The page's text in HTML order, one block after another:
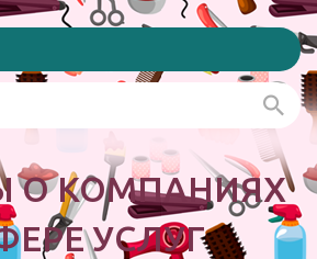
О КОМПАНИЯХ
УСЛУГ